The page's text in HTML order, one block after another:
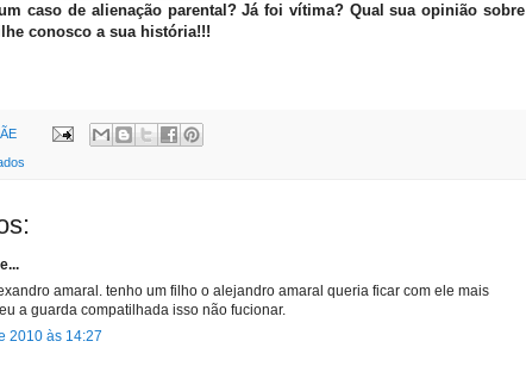
caso de alienação parental? Já foi vítima? Qual sua opinião sobre
conosco a sua história!!!
amaral. tenho um filho o alejandro amaral queria ficar com ele mais
a guarda compatilhada isso não fucionar.
2010 às 14:27